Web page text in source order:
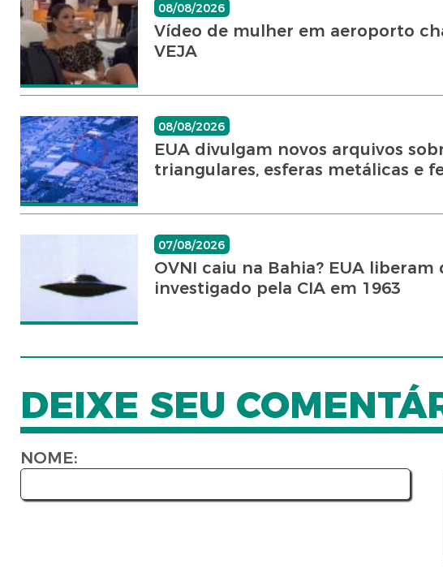
08/08/2026
Vídeo de mulher em aeroporto
VEJA
08/08/2026
EUA divulgam novos arquivos
triangulares, esferas metálicas e
07/08/2026
OVNI caiu na Bahia? EUA
investigado pela CIA em 1963
DEIXE SEU
NOME: